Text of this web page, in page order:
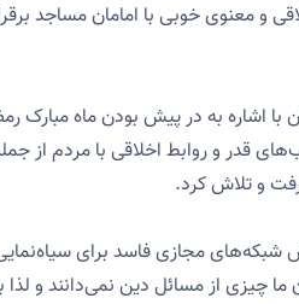
و معنوی خوبی با امامان مساجد
با اشاره به در پیش بودن ماه مبارک
قدر و روابط اخلاقی با مردم از
شبکه‌های مجازی فاسد برای
چیزی از مسائل دین نمی‌دانند و لذا